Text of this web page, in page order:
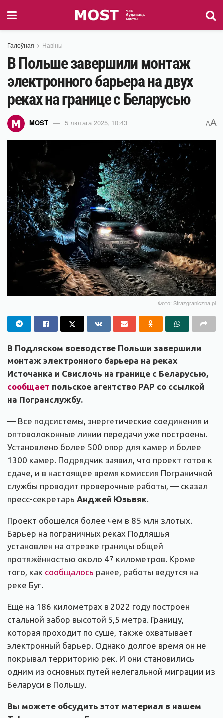
Галоўная Навіны
В Польше завершили монтаж
электронного барьера на двух
реках на границе с Беларусью
MOST 5 лютага 2025, 10:43 AA
Фото: Strazgraniczna.pl
В Подляском воеводстве Польши завершили
монтаж электронного барьера на реках
Источанка и Свислочь на границе с Беларусью,
сообщает польское агентство PAP со ссылкой
на Погранслужбу.
— Все подсистемы, энергетические соединения и
оптоволоконные линии передачи уже построены.
Установлено более 500 опор для камер и более
1300 камер. Подрядчик заявил, что проект готов к
сдаче, и в настоящее время комиссия Пограничной
службы проводит проверочные работы, — сказал
пресс-секретарь Анджей Юзьвяк.
Проект обошёлся более чем в 85 млн злотых.
Барьер на пограничных реках Подляшья
установлен на отрезке границы общей
протяжённостью около 47 километров. Кроме
того, как сообщалось ранее, работы ведутся на
реке Буг.
Ещё на 186 километрах в 2022 году построен
стальной забор высотой 5,5 метра. Границу,
которая проходит по суше, также охватывает
электронный барьер. Однако долгое время он не
покрывал территорию рек. И они становились
одним из основных путей нелегальной миграции из
Беларуси в Польшу.
Вы можете обсудить этот материал в нашем